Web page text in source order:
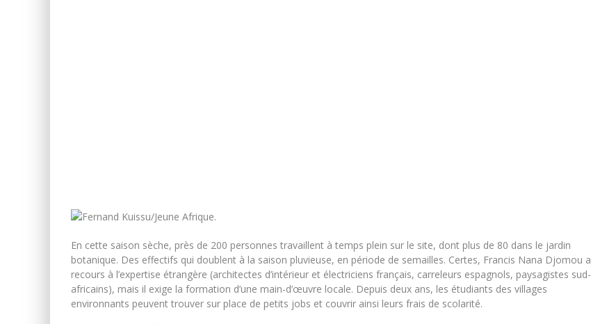
En cette saison sèche, près de 200 personnes travaillent à temps plein sur le site, dont plus de 80 dans le jardin
botanique. Des effectifs qui doublent à la saison pluvieuse, en période de semailles. Certes, Francis Nana Djomou a
recours à l’expertise étrangère (architectes d’intérieur et électriciens français, carreleurs espagnols, paysagistes sud-
africains), mais il exige la formation d’une main-d’œuvre locale. Depuis deux ans, les étudiants des villages
environnants peuvent trouver sur place de petits jobs et couvrir ainsi leurs frais de scolarité.